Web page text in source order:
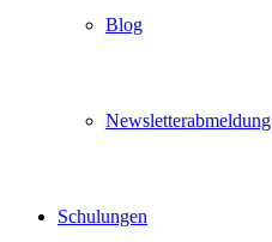
Blog
Newsletterabmeldung
Schulungen